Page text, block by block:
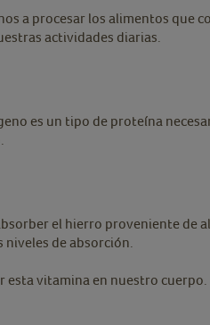
a procesar los alimentos que
actividades diarias.
es un tipo de proteína
el hierro proveniente de
de absorción.
esta vitamina en nuestro cuerpo.